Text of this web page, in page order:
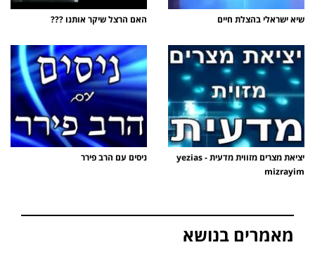
שיא ישראלי בהצלת חיים האם הרצל שיקר אותנו ???
יציאת מצרים מזווית מדעית - yezias
mizrayim
ניסים עם הרב פירר
מאמרים בנושא